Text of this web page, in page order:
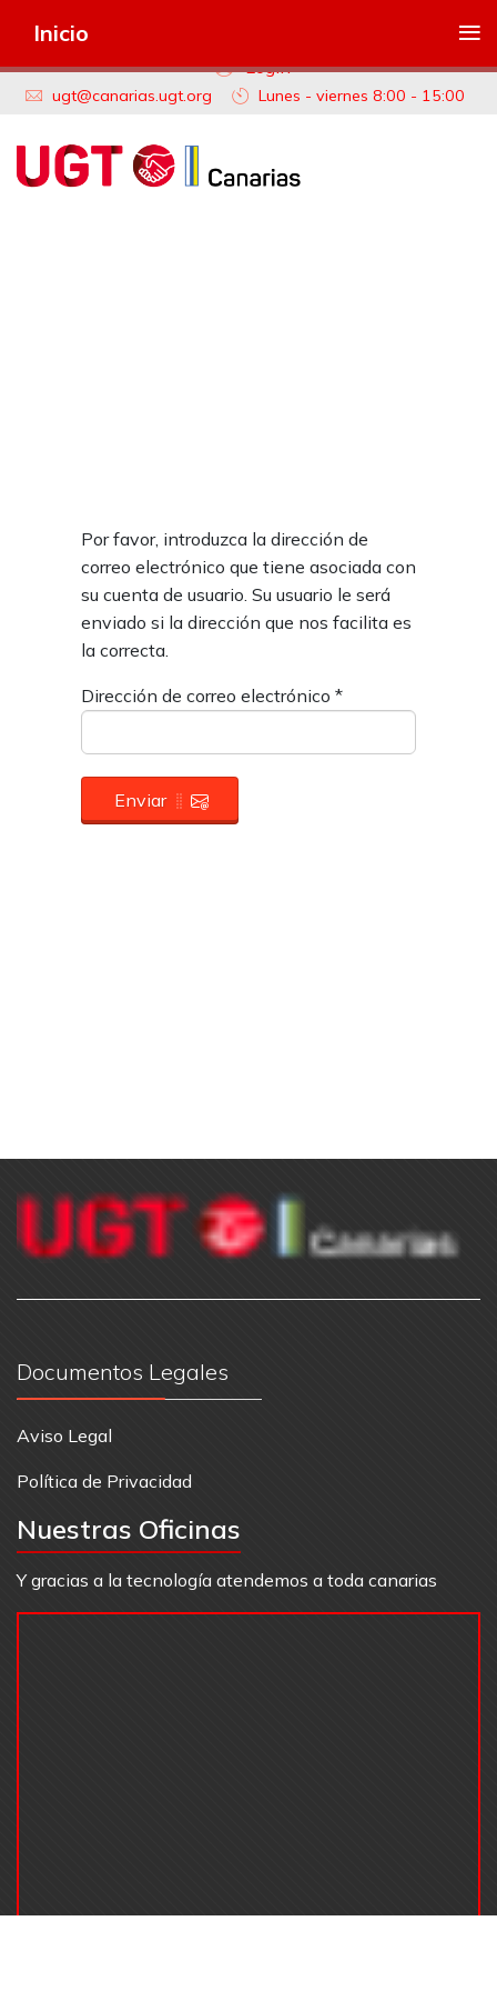
Login
ugt@canarias.ugt.org Lunes - viernes 8:00 - 15:00
Por favor, introduzca la dirección de
correo electrónico que tiene asociada con
su cuenta de usuario. Su usuario le será
enviado si la dirección que nos facilita es
la correcta.
Dirección de correo electrónico *
Enviar
Documentos Legales
Aviso Legal
Política de Privacidad
Nuestras Oficinas
Y gracias a la tecnología atendemos a toda canarias
Inicio ≡